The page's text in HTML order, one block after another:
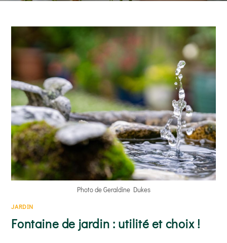
un emplacement lumineux…
Photo de Geraldine Dukes
JARDIN
Fontaine de jardin : utilité et choix !